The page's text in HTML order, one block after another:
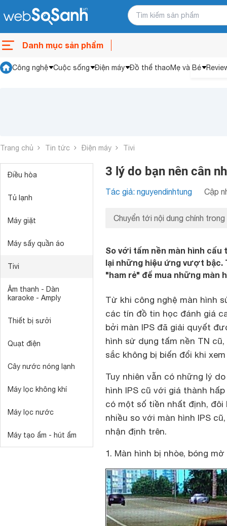
Danh mục sản phẩm
Công nghệ Cuộc sống Điện máy Đồ thể thaoMẹ và Bé
Trang chủ Tin tức Điện máy Tivi
Điều hòa
Tủ lạnh
Máy giặt
Máy sấy quần áo
Tivi
Âm thanh - Dàn
karaoke - Amply
Thiết bị sưởi
Quạt điện
Cây nước nóng lạnh
Máy lọc không khí
Máy lọc nước
Máy tạo ẩm - hút ẩm
3 lý do bạn nên cân
Tác giả: nguyendinhtung Cập
Chuyển tới nội dung chính trong
So với tấm nền màn hình cấu
lại những hiệu ứng vượt bậc.
"ham rẻ" để mua những màn
Từ khi công nghệ màn hình
các tín đồ tin học đánh giá
bởi màn IPS đã giải quyết
hình sử dụng tấm nền TN
sắc không bị biến đổi khi
Tuy nhiên vẫn có những lý
hình IPS cũ với giá thành
có một số tiền nhất định,
nhiều so với màn hình IPS
nhận định trên.
1. Màn hình bị nhòe, bóng mờ